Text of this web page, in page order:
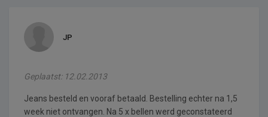
JP
Geplaatst: 12.02.2013
Jeans besteld en vooraf betaald. Bestelling echter na 1,5
week niet ontvangen. Na 5 x bellen werd geconstateerd